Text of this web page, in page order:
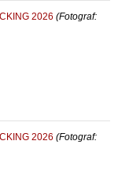
2026 (Fotograf:
2026 (Fotograf: